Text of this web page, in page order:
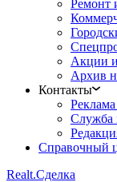
Ремонт
Акции
Архив
Контакты
Служба
Справочный
Realt.Сделка